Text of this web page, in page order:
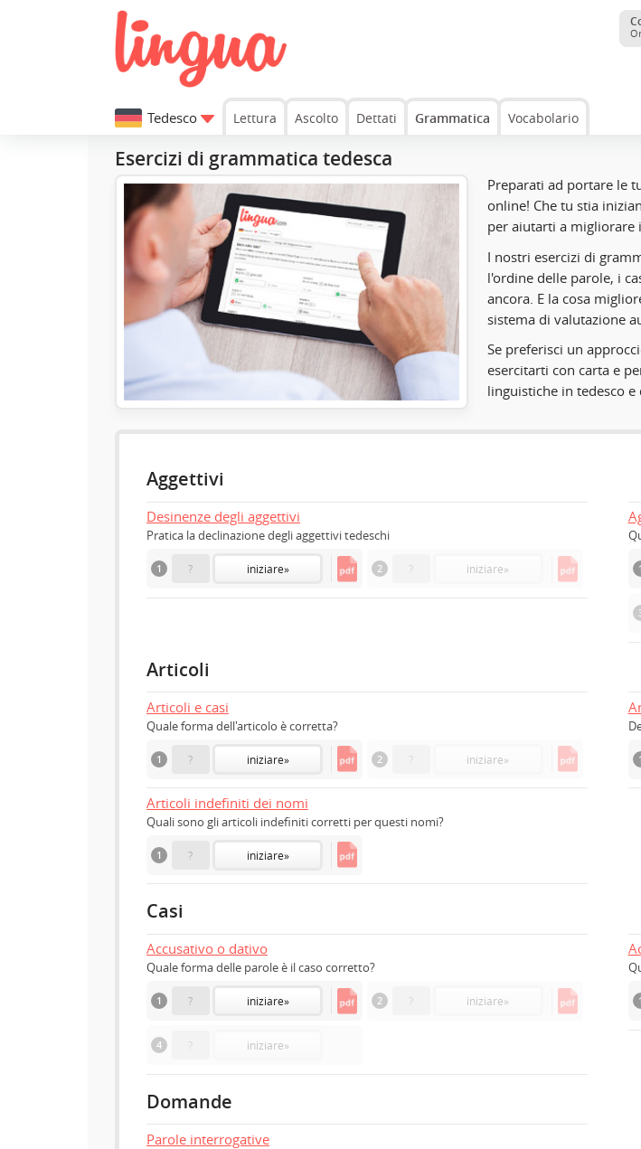
Tedesco Lettura Ascolto Dettati Grammatica Vocabolario
Esercizi di grammatica tedesca
Preparati ad portare le
online! Che tu stia
per aiutarti a migliorare
I nostri esercizi di
l'ordine delle parole, i
ancora. E la cosa
sistema di valutazione
Se preferisci un
esercitarti con carta e
linguistiche in tedesco
Aggettivi
Desinenze degli aggettivi
Pratica la declinazione degli aggettivi tedeschi
1 ? iniziare» 2 ? iniziare» 1
Articoli
Articoli e casi
Quale forma dell'articolo è corretta?
1 ? iniziare» 2 ? iniziare»
Articoli indefiniti dei nomi
Quali sono gli articoli indefiniti corretti per questi nomi?
1 ? iniziare»
1
Casi
Accusativo o dativo
Quale forma delle parole è il caso corretto?
1 ? iniziare» 2 ? iniziare»
4 ? iniziare»
1
Domande
Parole interrogative